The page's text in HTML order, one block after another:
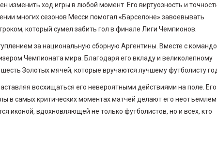
изменить ход игры в любой момент. Его виртуозность и
многих сезонов Месси помогал «Барселоне» завоевывать
который сумел забить гол в финале Лиги Чемпионов.
за национальную сборную Аргентины. Вместе с
Чемпионата мира. Благодаря его вкладу и великолепному
Золотых мячей, которые вручаются лучшему футболисту
восхищаться его невероятными действиями на поле. Его
в самых критических моментах матчей делают его
иконой, вдохновляющей не только футболистов, но и всех, кто